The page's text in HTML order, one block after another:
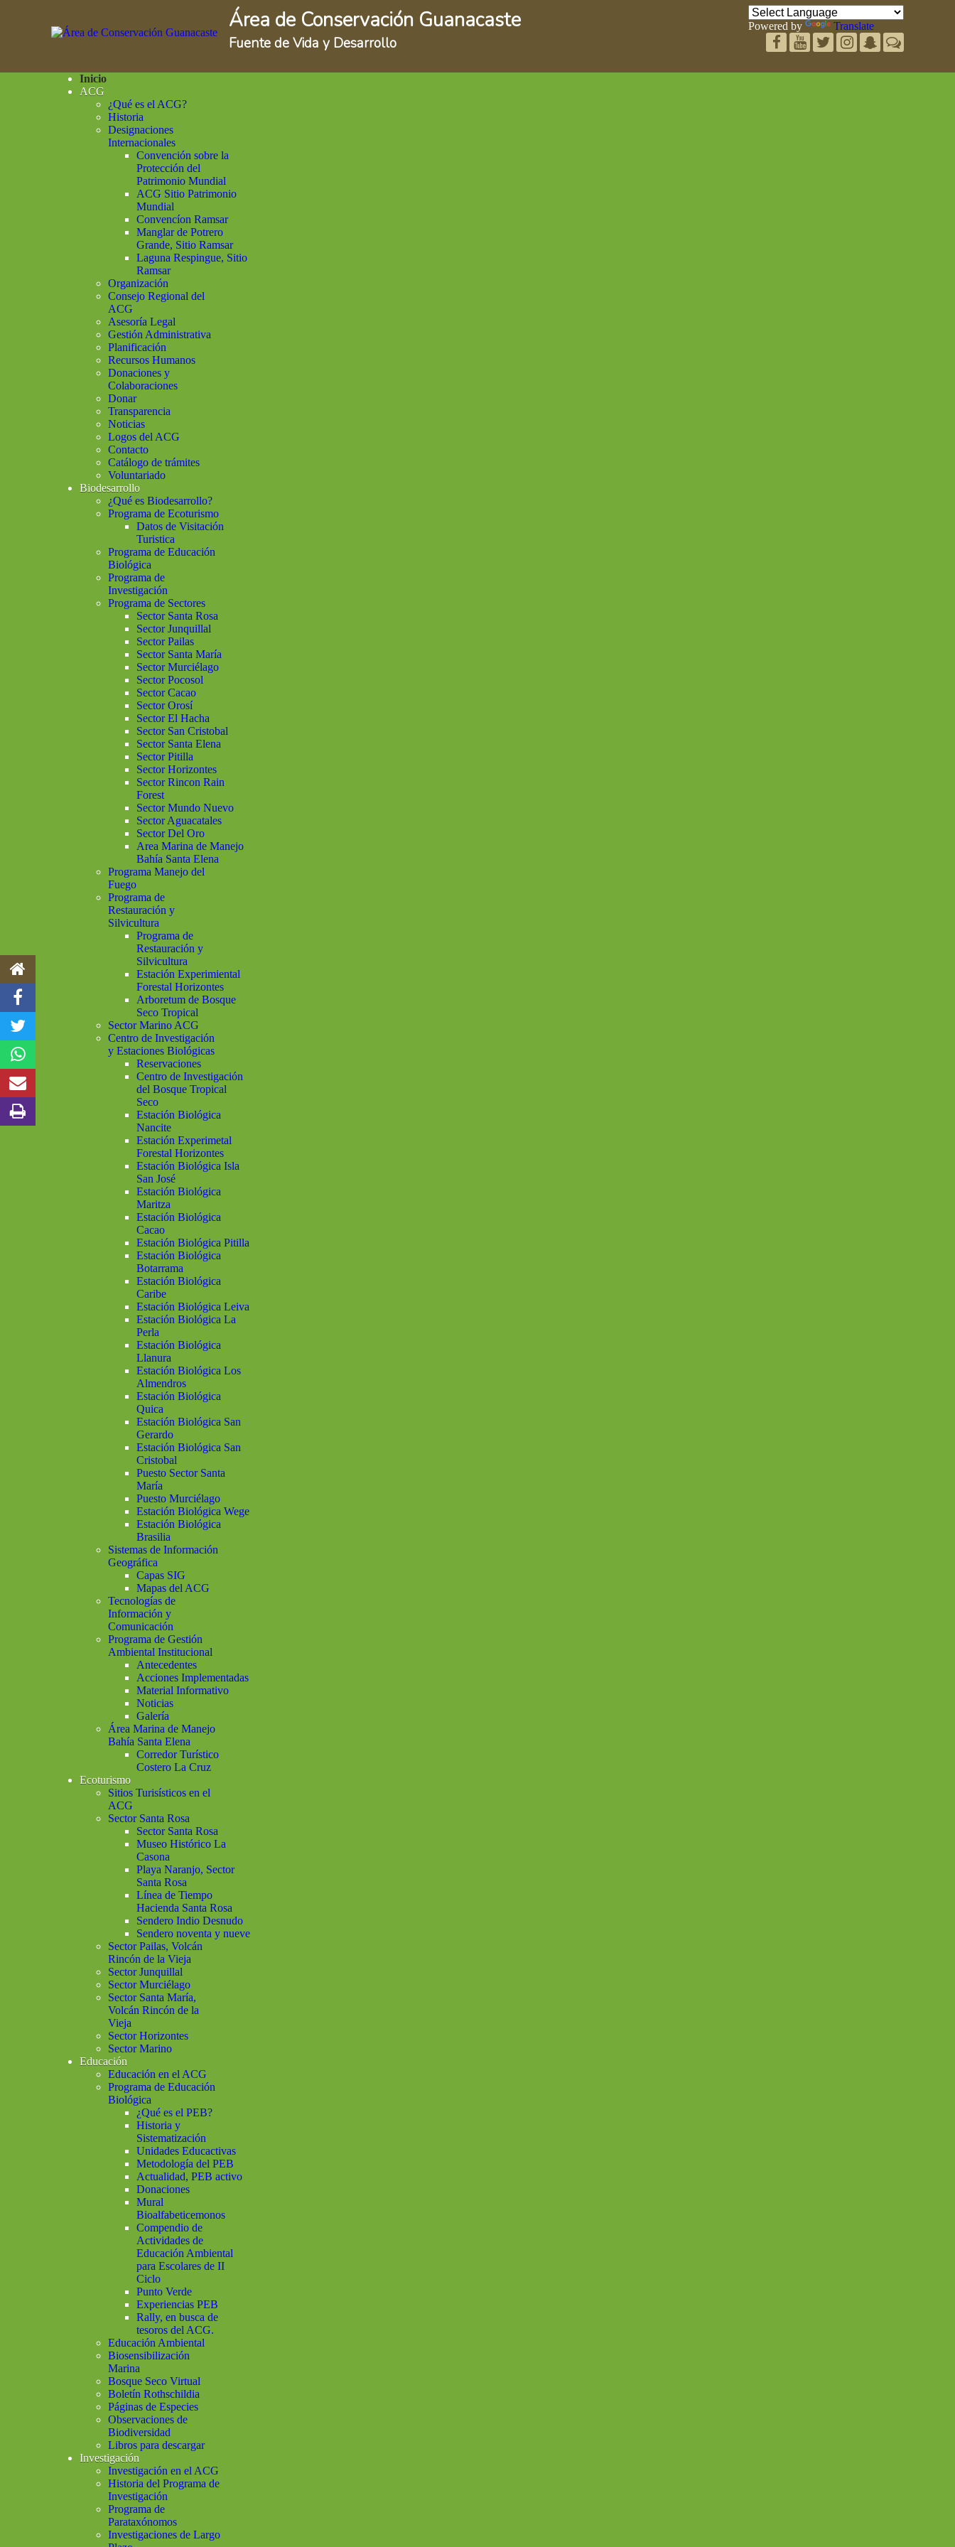
Área de Conservación Guanacaste
Fuente de Vida y Desarrollo
Powered by Translate
Inicio
ACG
¿Qué es el ACG?
Historia
Designaciones
Internacionales
Convención sobre la
Protección del
Patrimonio Mundial
ACG Sitio Patrimonio
Mundial
Convencíon Ramsar
Manglar de Potrero
Grande, Sitio Ramsar
Laguna Respingue, Sitio
Ramsar
Organización
Consejo Regional del
ACG
Asesoría Legal
Gestión Administrativa
Planificación
Recursos Humanos
Donaciones y
Colaboraciones
Donar
Transparencia
Noticias
Logos del ACG
Contacto
Catálogo de trámites
Voluntariado
Biodesarrollo
¿Qué es Biodesarrollo?
Programa de Ecoturismo
Datos de Visitación
Turistica
Programa de Educación
Biológica
Programa de
Investigación
Programa de Sectores
Sector Santa Rosa
Sector Junquillal
Sector Pailas
Sector Santa María
Sector Murciélago
Sector Pocosol
Sector Cacao
Sector Orosí
Sector El Hacha
Sector San Cristobal
Sector Santa Elena
Sector Pitilla
Sector Horizontes
Sector Rincon Rain
Forest
Sector Mundo Nuevo
Sector Aguacatales
Sector Del Oro
Area Marina de Manejo
Bahía Santa Elena
Programa Manejo del
Fuego
Programa de
Restauración y
Silvicultura
Programa de
Restauración y
Silvicultura
Estación Experimiental
Forestal Horizontes
Arboretum de Bosque
Seco Tropical
Sector Marino ACG
Centro de Investigación
y Estaciones Biológicas
Reservaciones
Centro de Investigación
del Bosque Tropical
Seco
Estación Biológica
Nancite
Estación Experimetal
Forestal Horizontes
Estación Biológica Isla
San José
Estación Biológica
Maritza
Estación Biológica
Cacao
Estación Biológica Pitilla
Estación Biológica
Botarrama
Estación Biológica
Caribe
Estación Biológica Leiva
Estación Biológica La
Perla
Estación Biológica
Llanura
Estación Biológica Los
Almendros
Estación Biológica
Quica
Estación Biológica San
Gerardo
Estación Biológica San
Cristobal
Puesto Sector Santa
María
Puesto Murciélago
Estación Biológica Wege
Estación Biológica
Brasilia
Sistemas de Información
Geográfica
Capas SIG
Mapas del ACG
Tecnologías de
Información y
Comunicación
Programa de Gestión
Ambiental Institucional
Antecedentes
Acciones Implementadas
Material Informativo
Noticias
Galería
Área Marina de Manejo
Bahía Santa Elena
Corredor Turístico
Costero La Cruz
Ecoturismo
Sitios Turisísticos en el
ACG
Sector Santa Rosa
Sector Santa Rosa
Museo Histórico La
Casona
Playa Naranjo, Sector
Santa Rosa
Línea de Tiempo
Hacienda Santa Rosa
Sendero Indio Desnudo
Sendero noventa y nueve
Sector Pailas, Volcán
Rincón de la Vieja
Sector Junquillal
Sector Murciélago
Sector Santa María,
Volcán Rincón de la
Vieja
Sector Horizontes
Sector Marino
Educación
Educación en el ACG
Programa de Educación
Biológica
¿Qué es el PEB?
Historia y
Sistematización
Unidades Educactivas
Metodología del PEB
Actualidad, PEB activo
Donaciones
Mural
Bioalfabeticemonos
Compendio de
Actividades de
Educación Ambiental
para Escolares de II
Ciclo
Punto Verde
Experiencias PEB
Rally, en busca de
tesoros del ACG.
Educación Ambiental
Biosensibilización
Marina
Bosque Seco Virtual
Boletín Rothschildia
Páginas de Especies
Observaciones de
Biodiversidad
Libros para descargar
Investigación
Investigación en el ACG
Historia del Programa de
Investigación
Programa de
Parataxónomos
Investigaciones de Largo